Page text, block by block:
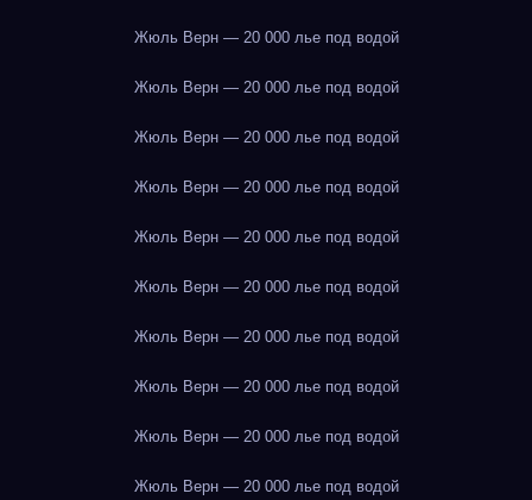
Жюль Верн — 20 000 лье под водой
Жюль Верн — 20 000 лье под водой
Жюль Верн — 20 000 лье под водой
Жюль Верн — 20 000 лье под водой
Жюль Верн — 20 000 лье под водой
Жюль Верн — 20 000 лье под водой
Жюль Верн — 20 000 лье под водой
Жюль Верн — 20 000 лье под водой
Жюль Верн — 20 000 лье под водой
Жюль Верн — 20 000 лье под водой